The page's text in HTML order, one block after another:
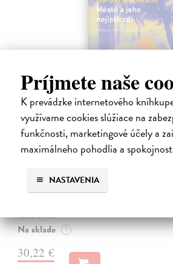
Príjmete naše
K prevádzke internetového
využívame cookies slúžiace na
funkčnosti, marketingové účely a
maximálneho pohodlia a
NASTAVENIA
Město a jeho nejisté zdi
Ty jsi to byla, kdo mi vyprávěl o tom městě.
dlouho očekávaný román Harukiho
kultovním…
Na sklade ?
30,22 €